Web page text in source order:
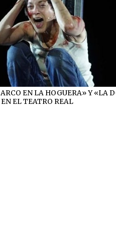
EN LA HOGUERA» Y «LA
EL TEATRO REAL